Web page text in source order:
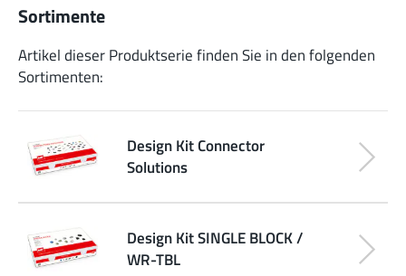
Sortimente
Artikel dieser Produktserie finden Sie in den folgenden
Sortimenten:
Design Kit Connector
Solutions
Design Kit SINGLE BLOCK /
WR-TBL